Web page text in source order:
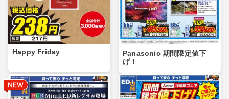
Happy Friday
Panasonic 期間限定値下
げ！